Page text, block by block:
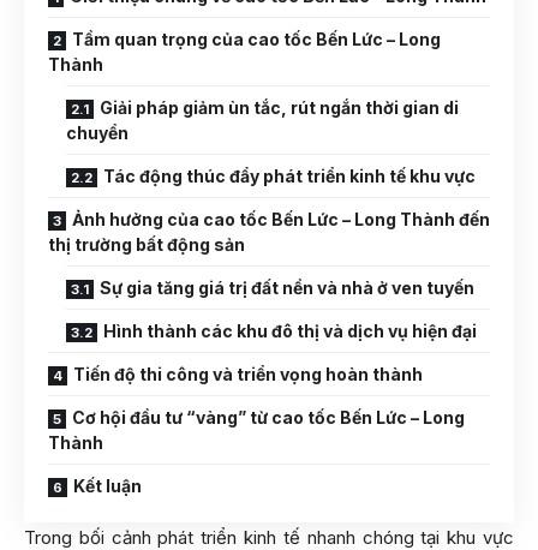
Tầm quan trọng của cao tốc Bến Lức – Long
Thành
Giải pháp giảm ùn tắc, rút ngắn thời gian di
chuyển
Tác động thúc đẩy phát triển kinh tế khu vực
Ảnh hưởng của cao tốc Bến Lức – Long Thành đến
thị trường bất động sản
Sự gia tăng giá trị đất nền và nhà ở ven tuyến
Hình thành các khu đô thị và dịch vụ hiện đại
Tiến độ thi công và triển vọng hoàn thành
Cơ hội đầu tư “vàng” từ cao tốc Bến Lức – Long
Thành
Kết luận
Trong bối cảnh phát triển kinh tế nhanh chóng tại khu vực